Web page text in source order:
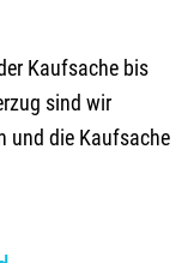
Kaufsache bis
sind wir
und die Kaufsache